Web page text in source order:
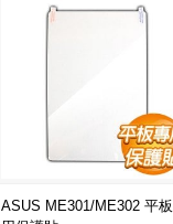
ASUS ME301/ME302 平